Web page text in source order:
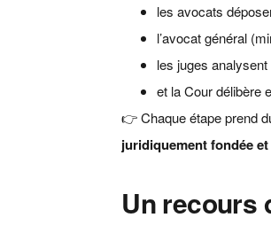
les avocats
l’avocat général
les juges
et la Cour délibère
👉 Chaque étape prend
juridiquement fondée
Un recours